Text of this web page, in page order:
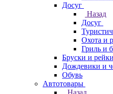
Досуг
Назад
Досуг
Охота и
Гриль и
Бруски и
Дождевики и
Обувь
Автотовары
Назад